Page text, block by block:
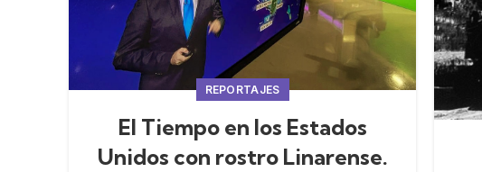
REPORTAJES
El Tiempo en los Estados
Unidos con rostro Linarense.